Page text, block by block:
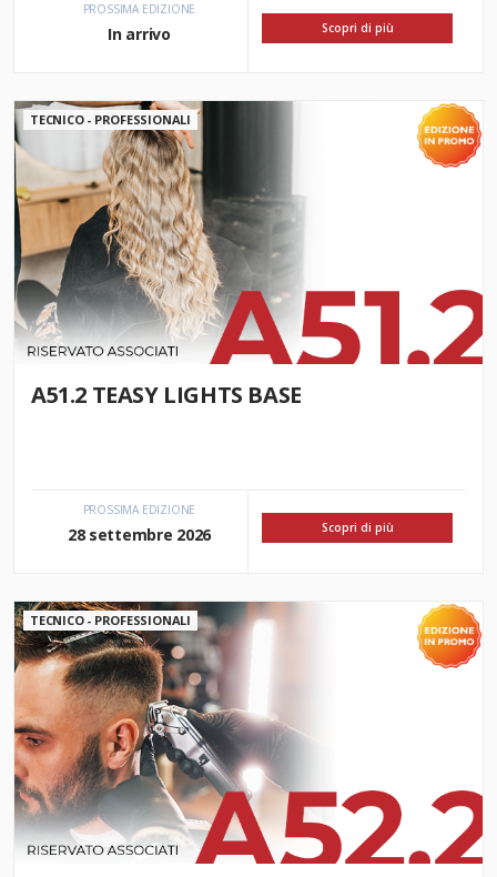
PROSSIMA EDIZIONE
In arrivo Scopri di più
TECNICO - PROFESSIONALI
A51.2 TEASY LIGHTS BASE
PROSSIMA EDIZIONE
28 settembre 2026 Scopri di più
TECNICO - PROFESSIONALI